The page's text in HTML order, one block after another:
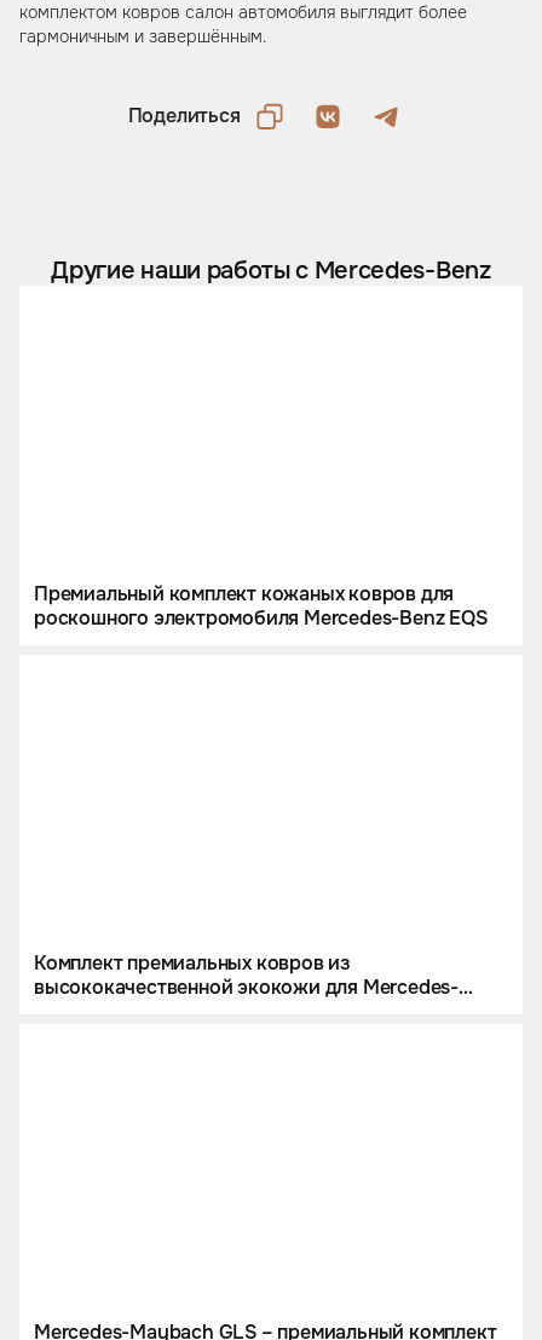
комплектом ковров салон автомобиля выглядит более
гармоничным и завершённым.
Поделиться
Другие наши работы с Mercedes-Benz
Премиальный комплект кожаных ковров для
роскошного электромобиля Mercedes-Benz EQS
Комплект премиальных ковров из
высококачественной экокожи для Mercedes-
Mercedes-Maybach GLS – премиальный комплект